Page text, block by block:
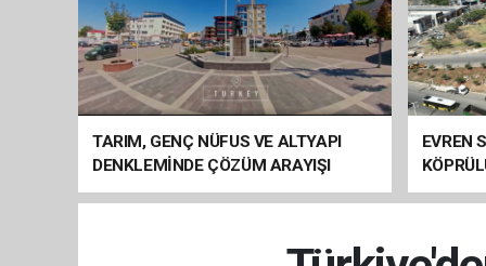
TARIM, GENÇ NÜFUS VE ALTYAPI
DENKLEMİNDE ÇÖZÜM ARAYIŞI
EVREN
ARAÇ